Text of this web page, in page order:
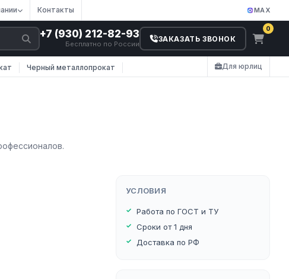
Контакты MAX
+7 (930) 212-82-93
Бесплатно по России
ЗАКАЗАТЬ ЗВОНОК
0
Черный металлопрокат Для юрлиц
УСЛОВИЯ
Работа по ГОСТ и ТУ
Сроки от 1 дня
Доставка по РФ